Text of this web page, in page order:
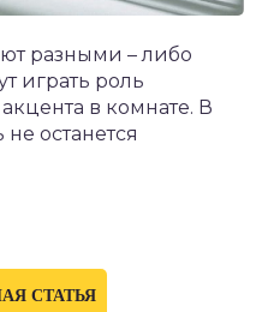
разными – либо
играть роль
в комнате. В
останется
СТАТЬЯ